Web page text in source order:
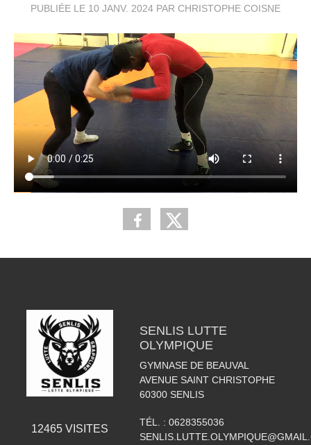
PUBLIÉE LE 10 JANV. 2024 PAR CHRISTOPHE COISNE
12465VISITES
SENLIS LUTTE
OLYMPIQUE
GYMNASE DE BEAUVAL
AVENUE SAINT CHRISTOPHE
60300 SENLIS
TÉL. : 0628355036